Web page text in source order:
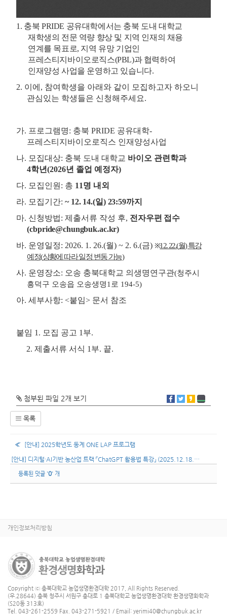
1 . 충북PRIDE 공유대학에서는 충북 도내 대학교
재학생의 전문 역량 향상 및 지역 인재의 채용
연계를 목표로, 지역 유망 기업인
프레스티지바이오로직스(PBL)과 협력하여
인재양성 사업을 운영하고 있습니다.
2. 이에 , 참여학생을 아래와 같이 모집하고자 하오니
관심있는 학생들은 신청해주세요.
가. 프로그램명: 충북 PRIDE 공유대학-
프레스티지바이오로직스 인재양성사업
나. 모집대상: 충북 도내 대학교 바이오 관련학과
4학년(2026년 졸업 예정자)
다. 모집인원 : 총 11명 내외
라. 모집기간: ~ 12. 14.(일) 23:59까지
마. 신청방법: 제출서류 작성 후, 전자우편 접수
(cbpride@chungbuk.ac.kr)
바. 운영일정: 2026. 1. 26.(월) ~ 2. 6.(금) ※12. 22.(월)특강
예정(상황에 따라 일정 변동 가능)
사. 운영장소: 오송 충북대학교 의생명연구관(청주시
흥덕구 오송읍 오송생명1 로 194-5)
아. 세부사항: <붙임> 문서 참조
붙임 1. 모집 공고 1 부.
2. 제출서류 서식 1 부. 끝.
첨부된 파일 2개 보기
목록
« [안내] 2025학년도 동계 ONE LAP 프로그램
[안내] 디지털·AI기반 농산업 트랙 「ChatGPT 활용법 특강」 (2025.12.18.
등록된 덧글 '0' 개
개인정보처리방침
Copyright ⓒ 충북대학교 농업생명환경대학 2017, All Rights Reserved.
(우.28644) 충북 청주시 서원구 충대로 1 충북대학교 농업생명환경대학 환경생명화학과
(S20동 313호)
Tel. 043-261-2559 Fax. 043-271-5921 / Email: yerimi40@chungbuk.ac.kr